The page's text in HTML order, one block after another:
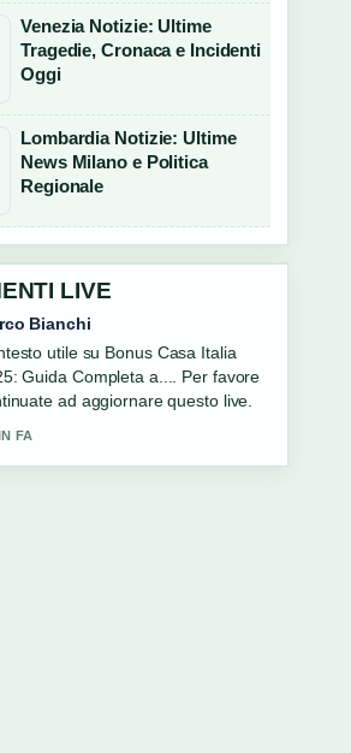
Venezia Notizie: Ultime
Tragedie, Cronaca e Incidenti
Oggi
Lombardia Notizie: Ultime
News Milano e Politica
Regionale
LIVE
Ricci
di Basket Italia: partite,
risultati e Nazionale...
solida e molto facile da seguire.
FA